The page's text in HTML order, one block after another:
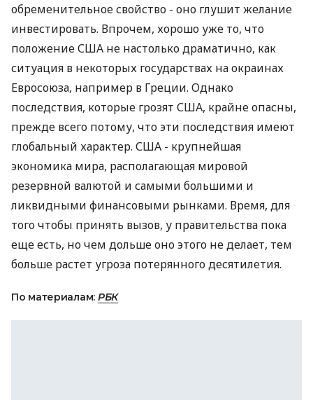
обременительное свойство - оно глушит желание
инвестировать. Впрочем, хорошо уже то, что
положение США не настолько драматично, как
ситуация в некоторых государствах на окраинах
Евросоюза, например в Греции. Однако
последствия, которые грозят США, крайне опасны,
прежде всего потому, что эти последствия имеют
глобальный характер. США - крупнейшая
экономика мира, располагающая мировой
резервной валютой и самыми большими и
ликвидными финансовыми рынками. Время, для
того чтобы принять вызов, у правительства пока
еще есть, но чем дольше оно этого не делает, тем
больше растет угроза потерянного десятилетия.
По материалам: РБК